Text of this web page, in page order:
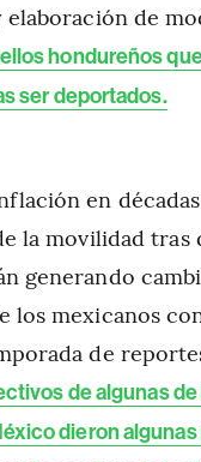
de
hondureños
ser deportados.
en
la movilidad tras
generando
los mexicanos
de
de algunas
dieron